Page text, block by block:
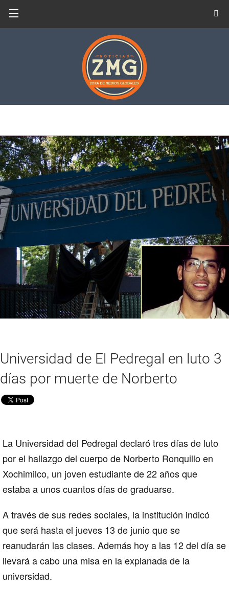
Universidad de El Pedregal en luto 3
días por muerte de Norberto
La Universidad del Pedregal declaró tres días de luto
por el hallazgo del cuerpo de Norberto Ronquillo en
Xochimilco, un joven estudiante de 22 años que
estaba a unos cuantos días de graduarse.
A través de sus redes sociales, la institución indicó
que será hasta el jueves 13 de junio que se
reanudarán las clases. Además hoy a las 12 del día se
llevará a cabo una misa en la explanada de la
universidad.